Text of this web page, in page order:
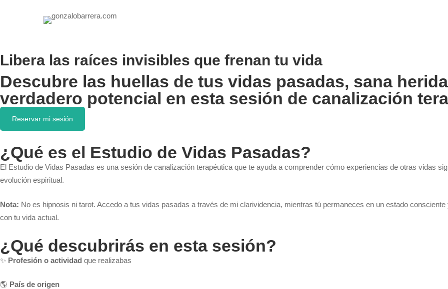
Libera las raíces invisibles que frenan tu vida
Descubre las huellas de tus vidas pasadas, sana
verdadero potencial en esta sesión de canalización
Reservar mi sesión
¿Qué es el Estudio de Vidas Pasadas?
El Estudio de Vidas Pasadas es una sesión de canalización terapéutica que te ayuda a comprender cómo experiencias de otras vidas
evolución espiritual.
Nota: No es hipnosis ni tarot. Accedo a tus vidas pasadas a través de mi clarividencia, mientras tú permaneces en un estado
con tu vida actual.
¿Qué descubrirás en esta sesión?
✨ Profesión o actividad que realizabas
🌎 País de origen